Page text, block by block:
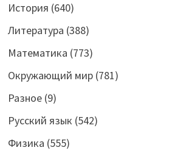
История (640)
Литература (388)
Математика (773)
Окружающий мир(781)
Разное(9)
Русский язык (542)
Физика (555)